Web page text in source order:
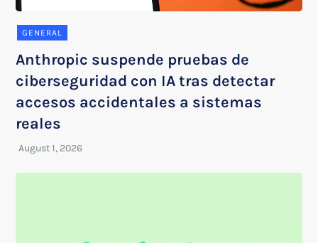
GENERAL
Anthropic suspende pruebas de
ciberseguridad con IA tras detectar
accesos accidentales a sistemas
reales